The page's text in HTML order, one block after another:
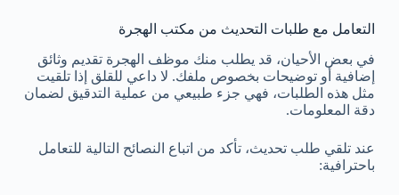
التعامل مع طلبات التحديث من مكتب الهجرة
في بعض الأحيان، قد يطلب منك موظف الهجرة تقديم وثائق
إضافية أو توضيحات بخصوص ملفك. لا داعي للقلق إذا تلقيت
مثل هذه الطلبات، فهي جزء طبيعي من عملية التدقيق لضمان
دقة المعلومات.
عند تلقي طلب تحديث، تأكد من اتباع النصائح التالية للتعامل
باحترافية: